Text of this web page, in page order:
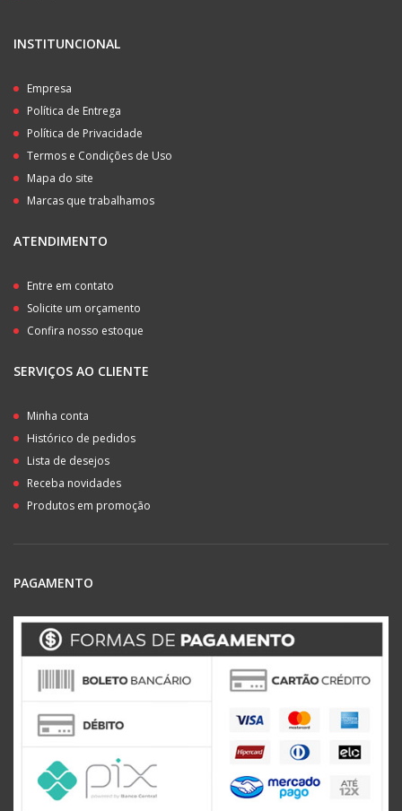
INSTITUNCIONAL
Empresa
Política de Entrega
Política de Privacidade
Termos e Condições de Uso
Mapa do site
Marcas que trabalhamos
ATENDIMENTO
Entre em contato
Solicite um orçamento
Confira nosso estoque
SERVIÇOS AO CLIENTE
Minha conta
Histórico de pedidos
Lista de desejos
Receba novidades
Produtos em promoção
PAGAMENTO